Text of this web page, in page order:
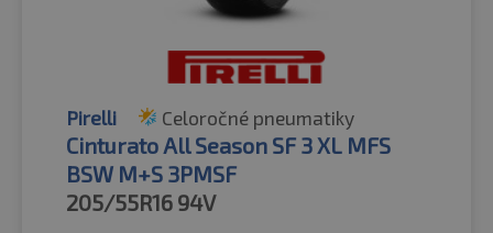
Pirelli Celoročné pneumatiky
Cinturato All Season SF 3 XL MFS
BSW M+S 3PMSF
205/55R16 94V